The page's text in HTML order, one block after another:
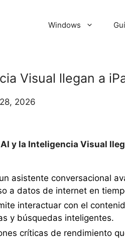
Windows
Visual llegan a
2026
y la Inteligencia Visual
asistente conversacional
a datos de internet en
interactuar con el
y búsquedas inteligentes.
críticas de rendimiento